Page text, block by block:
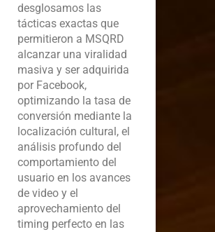
desglosamos las
tácticas exactas que
permitieron a MSQRD
alcanzar una viralidad
masiva y ser adquirida
por Facebook,
optimizando la tasa de
conversión mediante la
localización cultural, el
análisis profundo del
comportamiento del
usuario en los avances
de video y el
aprovechamiento del
timing perfecto en las